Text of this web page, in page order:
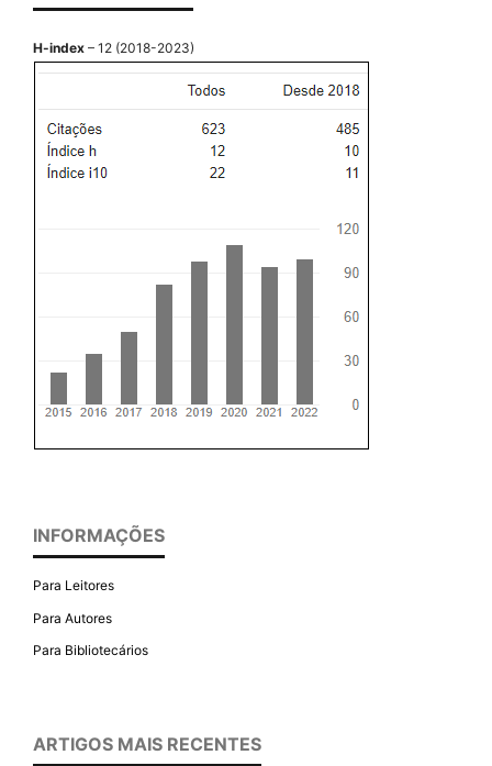
H-index – 12 (2018-2023)
INFORMAÇÕES
Para Leitores
Para Autores
Para Bibliotecários
ARTIGOS MAIS RECENTES